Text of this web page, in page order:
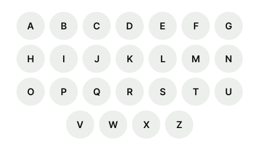
A B C D E F G
H I J K L M N
O P Q R S T U
V W X Z